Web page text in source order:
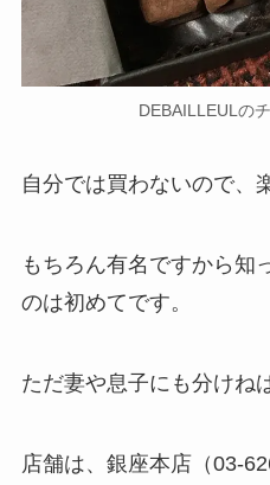
DEBAILLEULの
自分では買わないので、
もちろん有名ですから知
のは初めてです。
ただ妻や息子にも分けね
店舗は、銀座本店（03-